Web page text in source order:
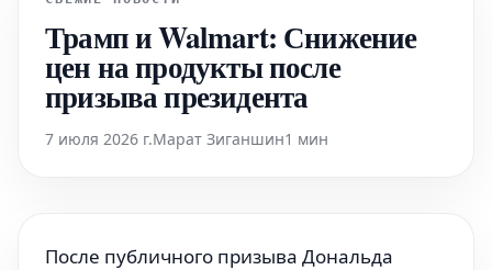
Трамп и Walmart: Снижение
цен на продукты после
призыва президента
7 июля 2026 г.Марат Зиганшин1 мин
После публичного призыва Дональда